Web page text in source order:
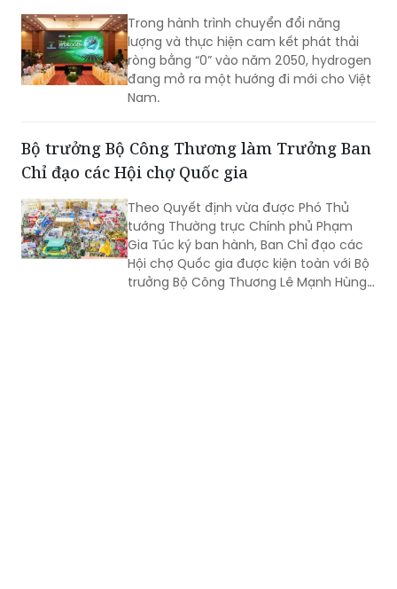
điều kiện cho hoạt động sản xuất, kinh
doanh phát triển bền vững.
Trong hành trình chuyển đổi năng
lượng và thực hiện cam kết phát thải
ròng bằng “0” vào năm 2050, hydrogen
đang mở ra một hướng đi mới cho Việt
Nam.
Bộ trưởng Bộ Công Thương làm Trưởng Ban
Chỉ đạo các Hội chợ Quốc gia
Theo Quyết định vừa được Phó Thủ
tướng Thường trực Chính phủ Phạm
Gia Túc ký ban hành, Ban Chỉ đạo các
Hội chợ Quốc gia được kiện toàn với Bộ
trưởng Bộ Công Thương Lê Mạnh Hùng